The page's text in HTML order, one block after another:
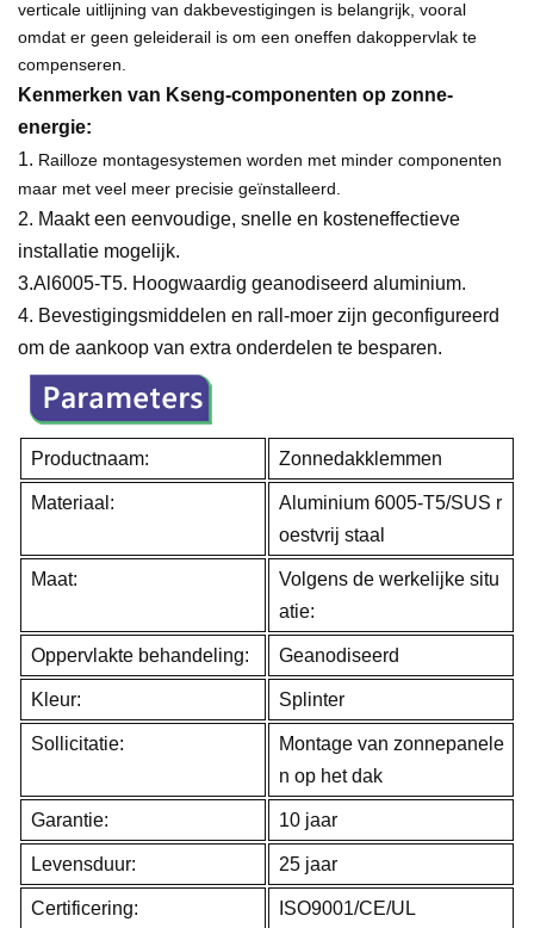
verticale uitlijning van dakbevestigingen is belangrijk, vooral
omdat er geen geleiderail is om een ​​oneffen dakoppervlak te
compenseren.
Kenmerken van Kseng-componenten op zonne-
energie:
1. Railloze montagesystemen worden met minder componenten
maar met veel meer precisie geïnstalleerd.
2. Maakt een eenvoudige, snelle en kosteneffectieve
installatie mogelijk.
3.Al6005-T5. Hoogwaardig geanodiseerd aluminium.
4. Bevestigingsmiddelen en rall-moer zijn geconfigureerd
om de aankoop van extra onderdelen te besparen.
Productnaam: Zonnedakklemmen
Materiaal:
Aluminium 6005-T5/SUS r
oestvrij staal
Maat:
Volgens de werkelijke situ
atie:
Oppervlakte behandeling: Geanodiseerd
Kleur: Splinter
Sollicitatie:
Montage van zonnepanele
n op het dak
Garantie: 10 jaar
Levensduur: 25 jaar
Certificering: ISO9001/CE/UL